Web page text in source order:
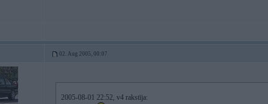
02. Aug 2005, 00:07
2005-08-01 22:52, v4 rakstīja: